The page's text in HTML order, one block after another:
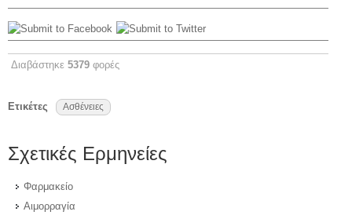
Διαβάστηκε 5379 φορές
Ετικέτες Ασθένειες
Σχετικές Ερμηνείες
Φαρμακείο
Αιμορραγία